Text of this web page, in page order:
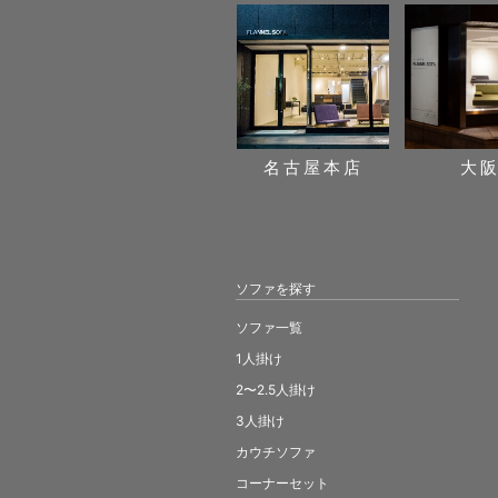
名古屋本店 大
ソファを探す
ソファ一覧
1人掛け
2〜2.5人掛け
3人掛け
カウチソファ
コーナーセット